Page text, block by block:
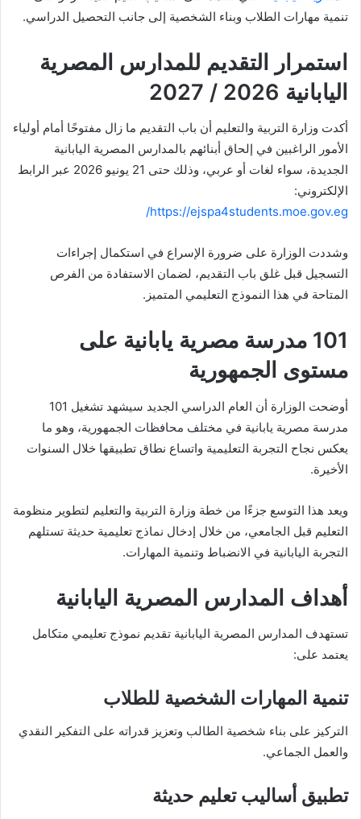
تنمية مهارات الطلاب وبناء الشخصية إلى جانب التحصيل الدراسي.
استمرار التقديم للمدارس المصرية
اليابانية 2026 / 2027
أكدت وزارة التربية والتعليم أن باب التقديم ما زال مفتوحًا أمام أولياء
الأمور الراغبين في إلحاق أبنائهم بالمدارس المصرية اليابانية
الجديدة، سواء لغات أو عربي، وذلك حتى 21 يونيو 2026 عبر الرابط
الإلكتروني:
https://ejspa4students.moe.gov.eg/
وشددت الوزارة على ضرورة الإسراع في استكمال إجراءات
التسجيل قبل غلق باب التقديم، لضمان الاستفادة من الفرص
المتاحة في هذا النموذج التعليمي المتميز.
101 مدرسة مصرية يابانية على
مستوى الجمهورية
أوضحت الوزارة أن العام الدراسي الجديد سيشهد تشغيل 101
مدرسة مصرية يابانية في مختلف محافظات الجمهورية، وهو ما
يعكس نجاح التجربة التعليمية واتساع نطاق تطبيقها خلال السنوات
الأخيرة.
ويعد هذا التوسع جزءًا من خطة وزارة التربية والتعليم لتطوير منظومة
التعليم قبل الجامعي، من خلال إدخال نماذج تعليمية حديثة تستلهم
التجربة اليابانية في الانضباط وتنمية المهارات.
أهداف المدارس المصرية اليابانية
تستهدف المدارس المصرية اليابانية تقديم نموذج تعليمي متكامل
يعتمد على:
تنمية المهارات الشخصية للطلاب
التركيز على بناء شخصية الطالب وتعزيز قدراته على التفكير النقدي
والعمل الجماعي.
تطبيق أساليب تعليم حديثة